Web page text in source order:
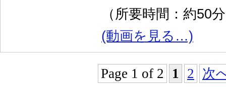
（所要時間：約50
(動画を見る…)
Page 1 of 2 1 2 次